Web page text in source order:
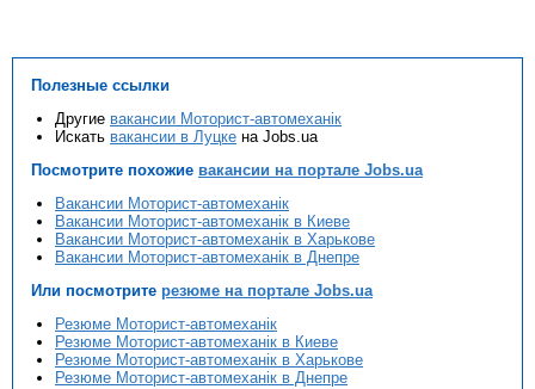
Полезные ссылки
Другие вакансии Моторист-автомеханік
Искать вакансии в Луцке на Jobs.ua
Посмотрите похожие вакансии на портале Jobs.ua
Вакансии Моторист-автомеханік
Вакансии Моторист-автомеханік в Киеве
Вакансии Моторист-автомеханік в Харькове
Вакансии Моторист-автомеханік в Днепре
Или посмотрите резюме на портале Jobs.ua
Резюме Моторист-автомеханік
Резюме Моторист-автомеханік в Киеве
Резюме Моторист-автомеханік в Харькове
Резюме Моторист-автомеханік в Днепре